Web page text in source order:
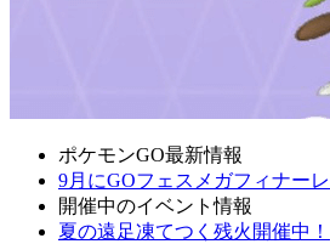
ポケモンGO最新情報
9月にGOフェスメガフィナー
開催中のイベント情報
夏の遠足凍てつく残火開催中！